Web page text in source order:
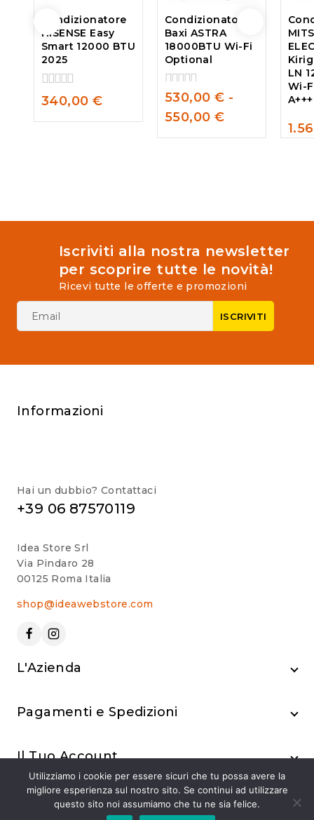
Condizionatore
HISENSE Easy
Smart 12000 BTU
2025
0
out
of
340,00 €
Condizionatore
Baxi ASTRA
18000BTU Wi-Fi
Optional
0
out
of
5
530,00 € -
550,00 €
LN
Wi-
A+++
0
Iscriviti alla nostra newsletter
per scoprire tutte le novità!
Ricevi tutte le offerte e promozioni
Informazioni
Hai un dubbio? Contattaci
+39 06 87570119
Idea Store Srl
Via Pindaro 28
00125 Roma Italia
shop@ideawebstore.com
L'Azienda
Pagamenti e Spedizioni
Il Tuo Account
Utilizziamo i cookie per essere sicuri che tu possa avere la
migliore esperienza sul nostro sito. Se continui ad utilizzare
questo sito noi assumiamo che tu ne sia felice.